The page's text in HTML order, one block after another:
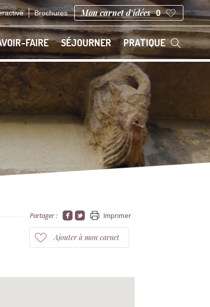
Brochures Mon carnet d'idées 0
FAIRE SÉJOURNER PRATIQUE
Partager : Imprimer
Ajouter à mon carnet